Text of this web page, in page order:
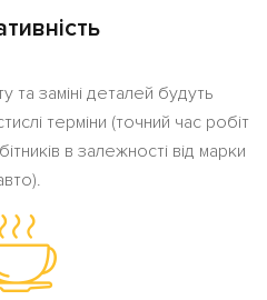
та заміні деталей будуть
терміни (точний час робіт
в залежності від марки